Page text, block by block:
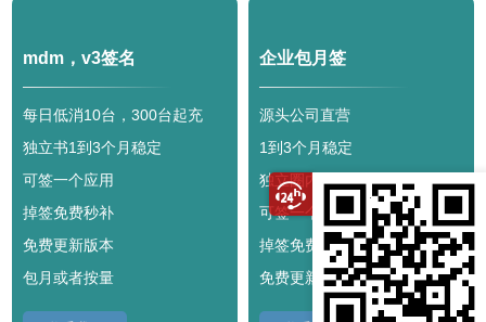
mdm，v3签名
每日低消10台，300台起充
独立书1到3个月稳定
可签一个应用
掉签免费秒补
免费更新版本
包月或者按量
企业包月签
源头公司直营
1到3个月稳定
独立圈内外书
可签一个应用
掉签免费秒补
免费更新版本